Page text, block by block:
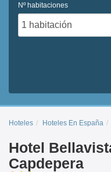
Nº habitaciones
Hoteles Hoteles En España
Hotel
Capdepera